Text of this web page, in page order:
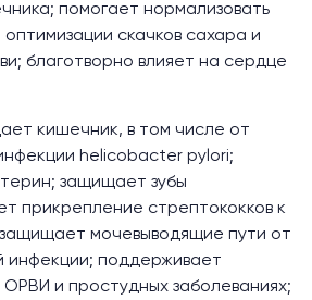
помогает нормализовать
скачков сахара и
благотворно влияет на сердце
кишечник, в том числе от
helicobacter pylori;
защищает зубы
прикрепление стрептококков к
защищает мочевыводящие пути от
инфекции; поддерживает
и простудных заболеваниях;